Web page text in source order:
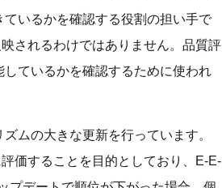
いるかを確認する役割の担い手で
されるわけではありません。品質評
ているかを確認するために使われ
ムの大きな更新を行っています。
価することを目的としており、E-E-